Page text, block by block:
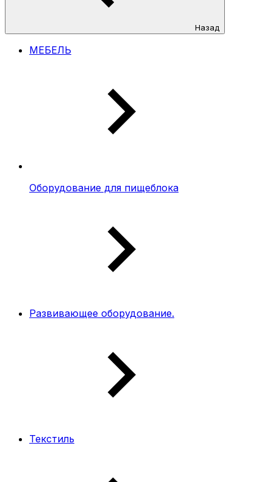
Назад
МЕБЕЛЬ
Оборудование для пищеблока
Развивающее оборудование.
Текстиль